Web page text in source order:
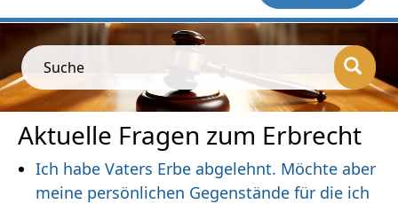
Suche
Aktuelle Fragen zum Erbrecht
Ich habe Vaters Erbe abgelehnt. Möchte aber
meine persönlichen Gegenstände für die ich